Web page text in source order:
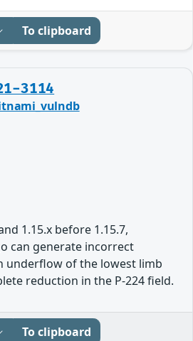
To clipboard
3114
1.15.x before 1.15.7,
can generate incorrect
underflow of the lowest limb
reduction in the P-224 field.
To clipboard